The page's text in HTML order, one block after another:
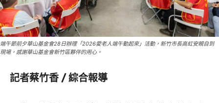
端午節前夕華山基金會28日辦理「2026愛老人端午動起來」活動，新竹市長高虹安親自到
現場，感謝華山基金會新竹區夥伴的用心。
記者蔡竹香 / 綜合報導